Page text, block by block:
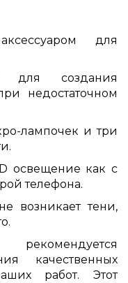
для
для создания
недостаточном
лампочек и три
освещение как с
телефона.
возникает тени,
качественных
работ. Этот